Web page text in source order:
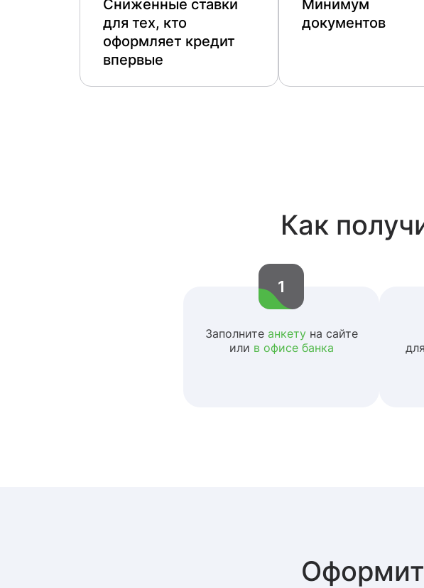
Сниженные ставки
для тех, кто
оформляет кредит
впервые
Минимум
документов
Как
1
Заполните анкетуна сайте
или в офисе банка